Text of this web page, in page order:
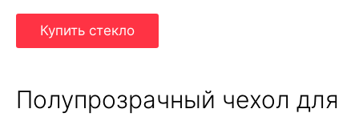
Купить стекло
Полупрозрачный чехол для